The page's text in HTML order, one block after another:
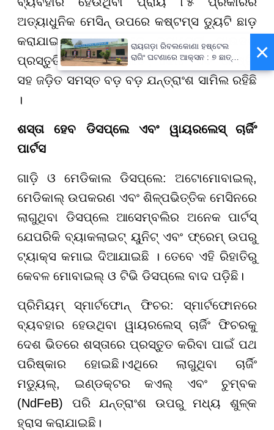
ଅତ୍ୟାଧୁନିକ ମେସିନ୍ ଉପରେ କଷ୍ଟମ୍ସ ଡ୍ୟୁଟି ଛାଡ଼
କରାଯାଇଛି। ଏଥିମଧ୍ୟରେ ବ୍ୟାଟେରୀ ପାଉଡର
ପ୍ରସ୍ତୁତି, ଲେଜର ୱେଲଡିଂ, କୋଟିଂ ଏବଂ ଟେଷ୍ଟିଂ
ସହ ଜଡ଼ିତ ସମସ୍ତ ବଡ଼ ବଡ଼ ଯନ୍ତ୍ରାଂଶ ସାମିଲ ରହିଛି
।
ଶସ୍ତା ହେବ ଡିସପ୍ଲେ ଏବଂ ୱାୟରଲେସ୍ ଚାର୍ଜିଂ
ପାର୍ଟସ
ଗାଡ଼ି ଓ ମେଡିକାଲ ଡିସପ୍ଲେ: ଅଟୋମୋବାଇଲ୍,
ମେଡିକାଲ୍ ଉପକରଣ ଏବଂ ଶିଳ୍ପଭିତ୍ତିକ ମେସିନରେ
ଲାଗୁଥିବା ଡିସପ୍ଲେ ଆସେମ୍ବଲିର ଅନେକ ପାର୍ଟସ୍
ଯେପରିକି ବ୍ୟାକଲାଇଟ୍ ୟୁନିଟ୍ ଏବଂ ଫ୍ରେମ୍ ଉପରୁ
ଟ୍ୟାକ୍ସ କମାଇ ଦିଆଯାଇଛି । ତେବେ ଏହି ରିହାତିରୁ
କେବଳ ମୋବାଇଲ୍ ଓ ଟିଭି ଡିସପ୍ଲେ ବାଦ ପଡ଼ିଛି।
ପ୍ରିମିୟମ୍ ସ୍ମାର୍ଟଫୋନ୍ ଫିଚର: ସ୍ମାର୍ଟଫୋନରେ
ବ୍ୟବହାର ହେଉଥିବା ୱାୟରଲେସ୍ ଚାର୍ଜିଂ ଫିଚରକୁ
ଦେଶ ଭିତରେ ଶସ୍ତାରେ ପ୍ରସ୍ତୁତ କରିବା ପାଇଁ ପଥ
ପରିଷ୍କାର ହୋଇଛି।ଏଥିରେ ଲାଗୁଥିବା ଚାର୍ଜିଂ
ମଡ୍ୟୁଲ୍, ଇଣ୍ଡକ୍ଟର କଏଲ୍ ଏବଂ ଚୁମ୍ବକ
(NdFeB) ପରି ଯନ୍ତ୍ରାଂଶ ଉପରୁ ମଧ୍ୟ ଶୁଳ୍କ
ହ୍ରାସ କରାଯାଇଛି।
×
ରାୟଗଡ଼ା ରିବଲକୋଣା ହଷ୍ଟେଲ
ରାଗିଂ ଘଟଣାରେ ଆକ୍ସନ : ୭ ଛାତ୍ର
ବହିଷ୍କୃତ, ପ୍ରଧାନଶିକ୍ଷକଙ୍କୁ
ନୋଟିସ୍